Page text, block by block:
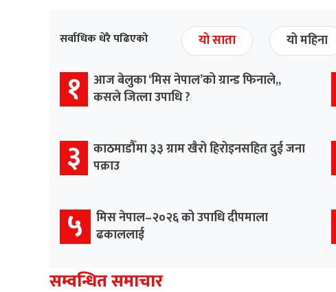
सर्वाधिक धेरै पढिएको यो साता यो महिना
१
आज बेलुका ‘मिस नेपाल’को ग्रान्ड फिनाले,,
कसले जित्ला उपाधि ?
३
काठमाडौँमा ३३ ग्राम खैरो हिरोइनसहित दुई जना
पक्राउ
५
मिस नेपाल–२०२६ को उपाधि दीपमाला
ढकाललाई
सम्वन्धित समाचार